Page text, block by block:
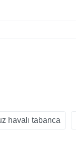
havalı tabanca